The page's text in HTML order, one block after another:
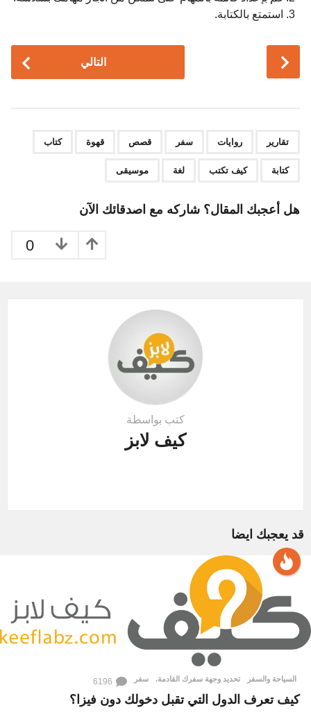
استمتع بالكتابة.
a
التالي
تقارير روايات سفر قصص قهوة كتاب
كتابة كيف تكتب لغة موسيقى
هل أعجبك المقال؟ شاركه مع اصدقائك الآن
0
كتب بواسطة
كيف لابز
قد يعجبك ايضا
السياحة والسفر تحديد وجهة سفرك القادمة. ,
سفر 6196
كيف تعرف الدول التي تقبل دخولك دون فيزا؟